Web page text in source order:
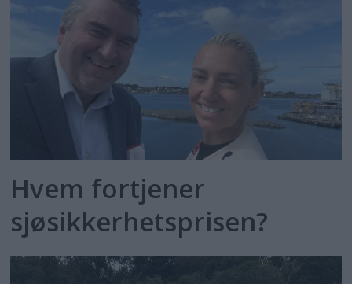
Hvem fortjener
sjøsikkerhetsprisen?